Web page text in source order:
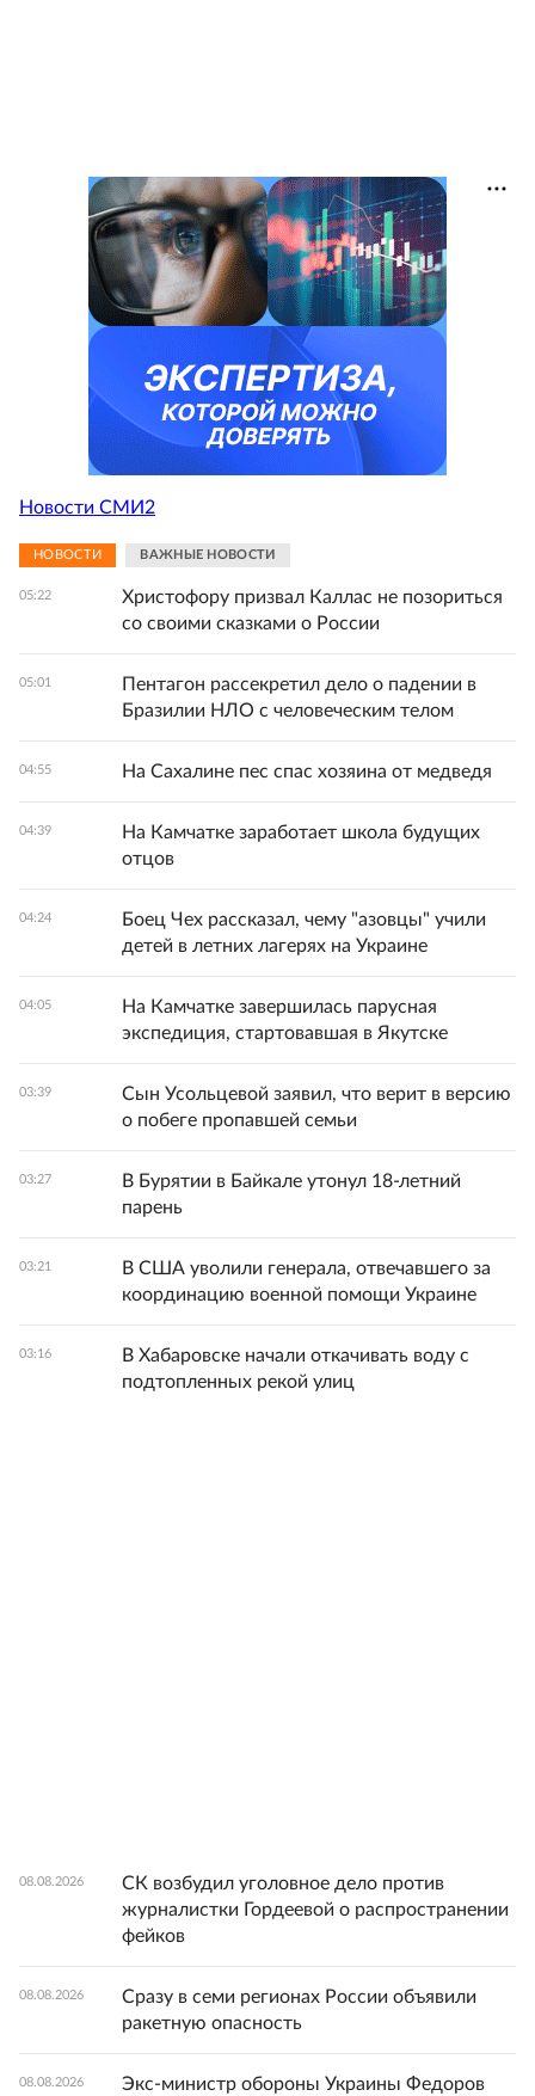
Новости СМИ2
НОВОСТИ ВАЖНЫЕ НОВОСТИ
05:22
Христофору призвал Каллас не позориться
со своими сказками о России
05:01
Пентагон рассекретил дело о падении в
Бразилии НЛО с человеческим телом
04:55 На Сахалине пес спас хозяина от медведя
04:39
На Камчатке заработает школа будущих
отцов
04:24
Боец Чех рассказал, чему "азовцы" учили
детей в летних лагерях на Украине
04:05
На Камчатке завершилась парусная
экспедиция, стартовавшая в Якутске
03:39
Сын Усольцевой заявил, что верит в версию
о побеге пропавшей семьи
03:27
В Бурятии в Байкале утонул 18-летний
парень
03:21
В США уволили генерала, отвечавшего за
координацию военной помощи Украине
03:16
В Хабаровске начали откачивать воду с
подтопленных рекой улиц
08.08.2026
СК возбудил уголовное дело против
журналистки Гордеевой о распространении
фейков
08.08.2026
Сразу в семи регионах России объявили
ракетную опасность
08.08.2026 Экс-министр обороны Украины Федоров